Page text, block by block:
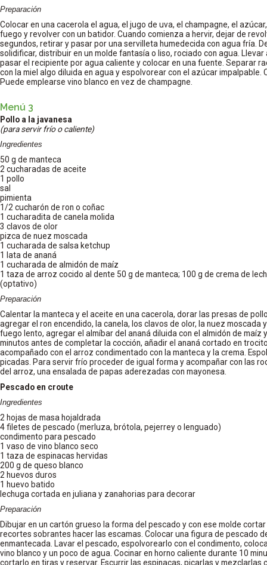
Preparación
Colocar en una cacerola el agua, el jugo de uva, el champagne, el
fuego y revolver con un batidor. Cuando comienza a hervir, dejar de
segundos, retirar y pasar por una servilleta humedecida con agua fría.
solidificar, distribuir en un molde fantasía o liso, rociado con agua.
pasar el recipiente por agua caliente y colocar en una fuente. Separar
con la miel algo diluida en agua y espolvorear con el azúcar impalpable.
Puede emplearse vino blanco en vez de champagne.
Menú 3
Pollo a la javanesa
(para servir frío o caliente)
Ingredientes
50 g de manteca
2 cucharadas de aceite
1 pollo
sal
pimienta
1/2 cucharón de ron o coñac
1 cucharadita de canela molida
3 clavos de olor
pizca de nuez moscada
1 cucharada de salsa ketchup
1 lata de ananá
1 cucharada de almidón de maíz
1 taza de arroz cocido al dente 50 g de manteca; 100 g de crema de
(optativo)
Preparación
Calentar la manteca y el aceite en una cacerola, dorar las presas de
agregar el ron encendido, la canela, los clavos de olor, la nuez moscada
fuego lento, agregar el almíbar del ananá diluida con el almidón de maíz
minutos antes de completar la cocción, añadir el ananá cortado en
acompañado con el arroz condimentado con la manteca y la crema.
picadas. Para servir frío proceder de igual forma y acompañar con las
del arroz, una ensalada de papas aderezadas con mayonesa.
Pescado en croute
Ingredientes
2 hojas de masa hojaldrada
4 filetes de pescado (merluza, brótola, pejerrey o lenguado)
condimento para pescado
1 vaso de vino blanco seco
1 taza de espinacas hervidas
200 g de queso blanco
2 huevos duros
1 huevo batido
lechuga cortada en juliana y zanahorias para decorar
Preparación
Dibujar en un cartón grueso la forma del pescado y con ese molde
recortes sobrantes hacer las escamas. Colocar una figura de pescado
enmantecada. Lavar el pescado, espolvorearlo con el condimento,
vino blanco y un poco de agua. Cocinar en horno caliente durante 10
cortarlo en tiras y reservar. Escurrir las espinacas, picarlas y mezclarlas